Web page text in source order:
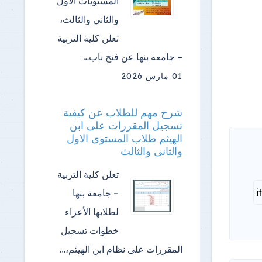
والثاني والثالث،
تعلن كلية التربية
– جامعة بنها عن فتح باب…
01 مارس 2026
شرح مهم للطلاب عن كيفية
تسجيل المقررات على ابن
الهيثم طلاب المستوى الاول
والثانى والثالث
تعلن كلية التربية
– جامعة بنها
لطلابها الأعزاء
خطوات تسجيل
المقررات على نظام ابن الهيثم،…